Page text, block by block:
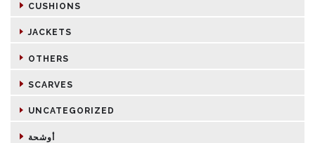
CUSHIONS
JACKETS
OTHERS
SCARVES
UNCATEGORIZED
أوشحة